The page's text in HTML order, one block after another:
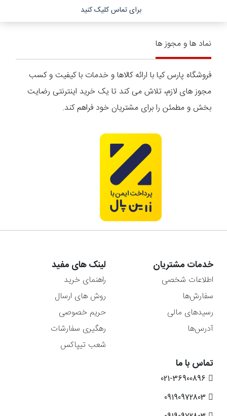
برای تماس کلیک کنید
نماد ها و مجوز ها
فروشگاه پارس کیا با ارائه کالاها و خدمات با کیفیت و کسب
مجوز های لازم، تلاش می کند تا یک خرید اینترنتی رضایت
بخش و مطمئن را برای مشتریان خود فراهم کند.
خدمات مشتریان
اطلاعات شخصی
سفارش‌ها
رسیدهای مالی
آدرس‌ها
لینک های مفید
راهنمای خرید
روش های ارسال
حریم خصوصی
رهگیری سفارشات
شعب تیپاکس
تماس با ما